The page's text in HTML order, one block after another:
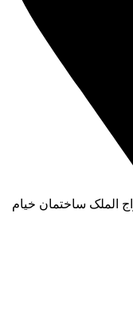
الملک ساختمان خیام